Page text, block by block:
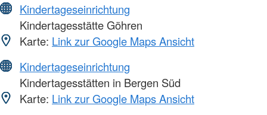
Kindertageseinrichtung
Kindertagesstätte Göhren
Karte: Link zur Google Maps Ansicht
Kindertageseinrichtung
Kindertagesstätten in Bergen Süd
Karte: Link zur Google Maps Ansicht